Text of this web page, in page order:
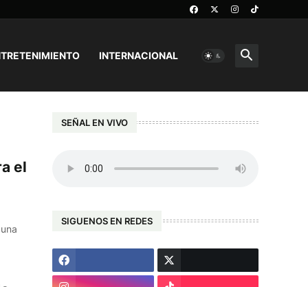
INTERNACIONAL
el
SEÑAL EN VIVO
SIGUENOS EN REDES